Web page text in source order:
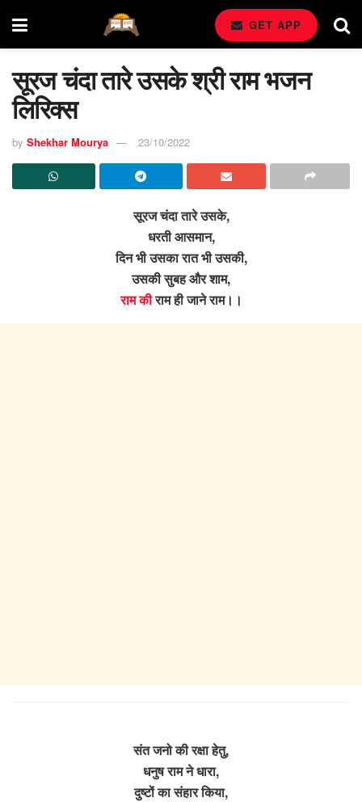
GET APP
सूरज चंदा तारे उसके श्री राम भजन
लिरिक्स
by Shekhar Mourya 23/10/2022
सूरज चंदा तारे उसके,
धरती आसमान,
दिन भी उसका रात भी उसकी,
उसकी सुबह और शाम,
राम कीराम ही जाने राम।।
संत जनो की रक्षा हेतु,
धनुष राम ने धारा,
दुष्टों का संहार किया,